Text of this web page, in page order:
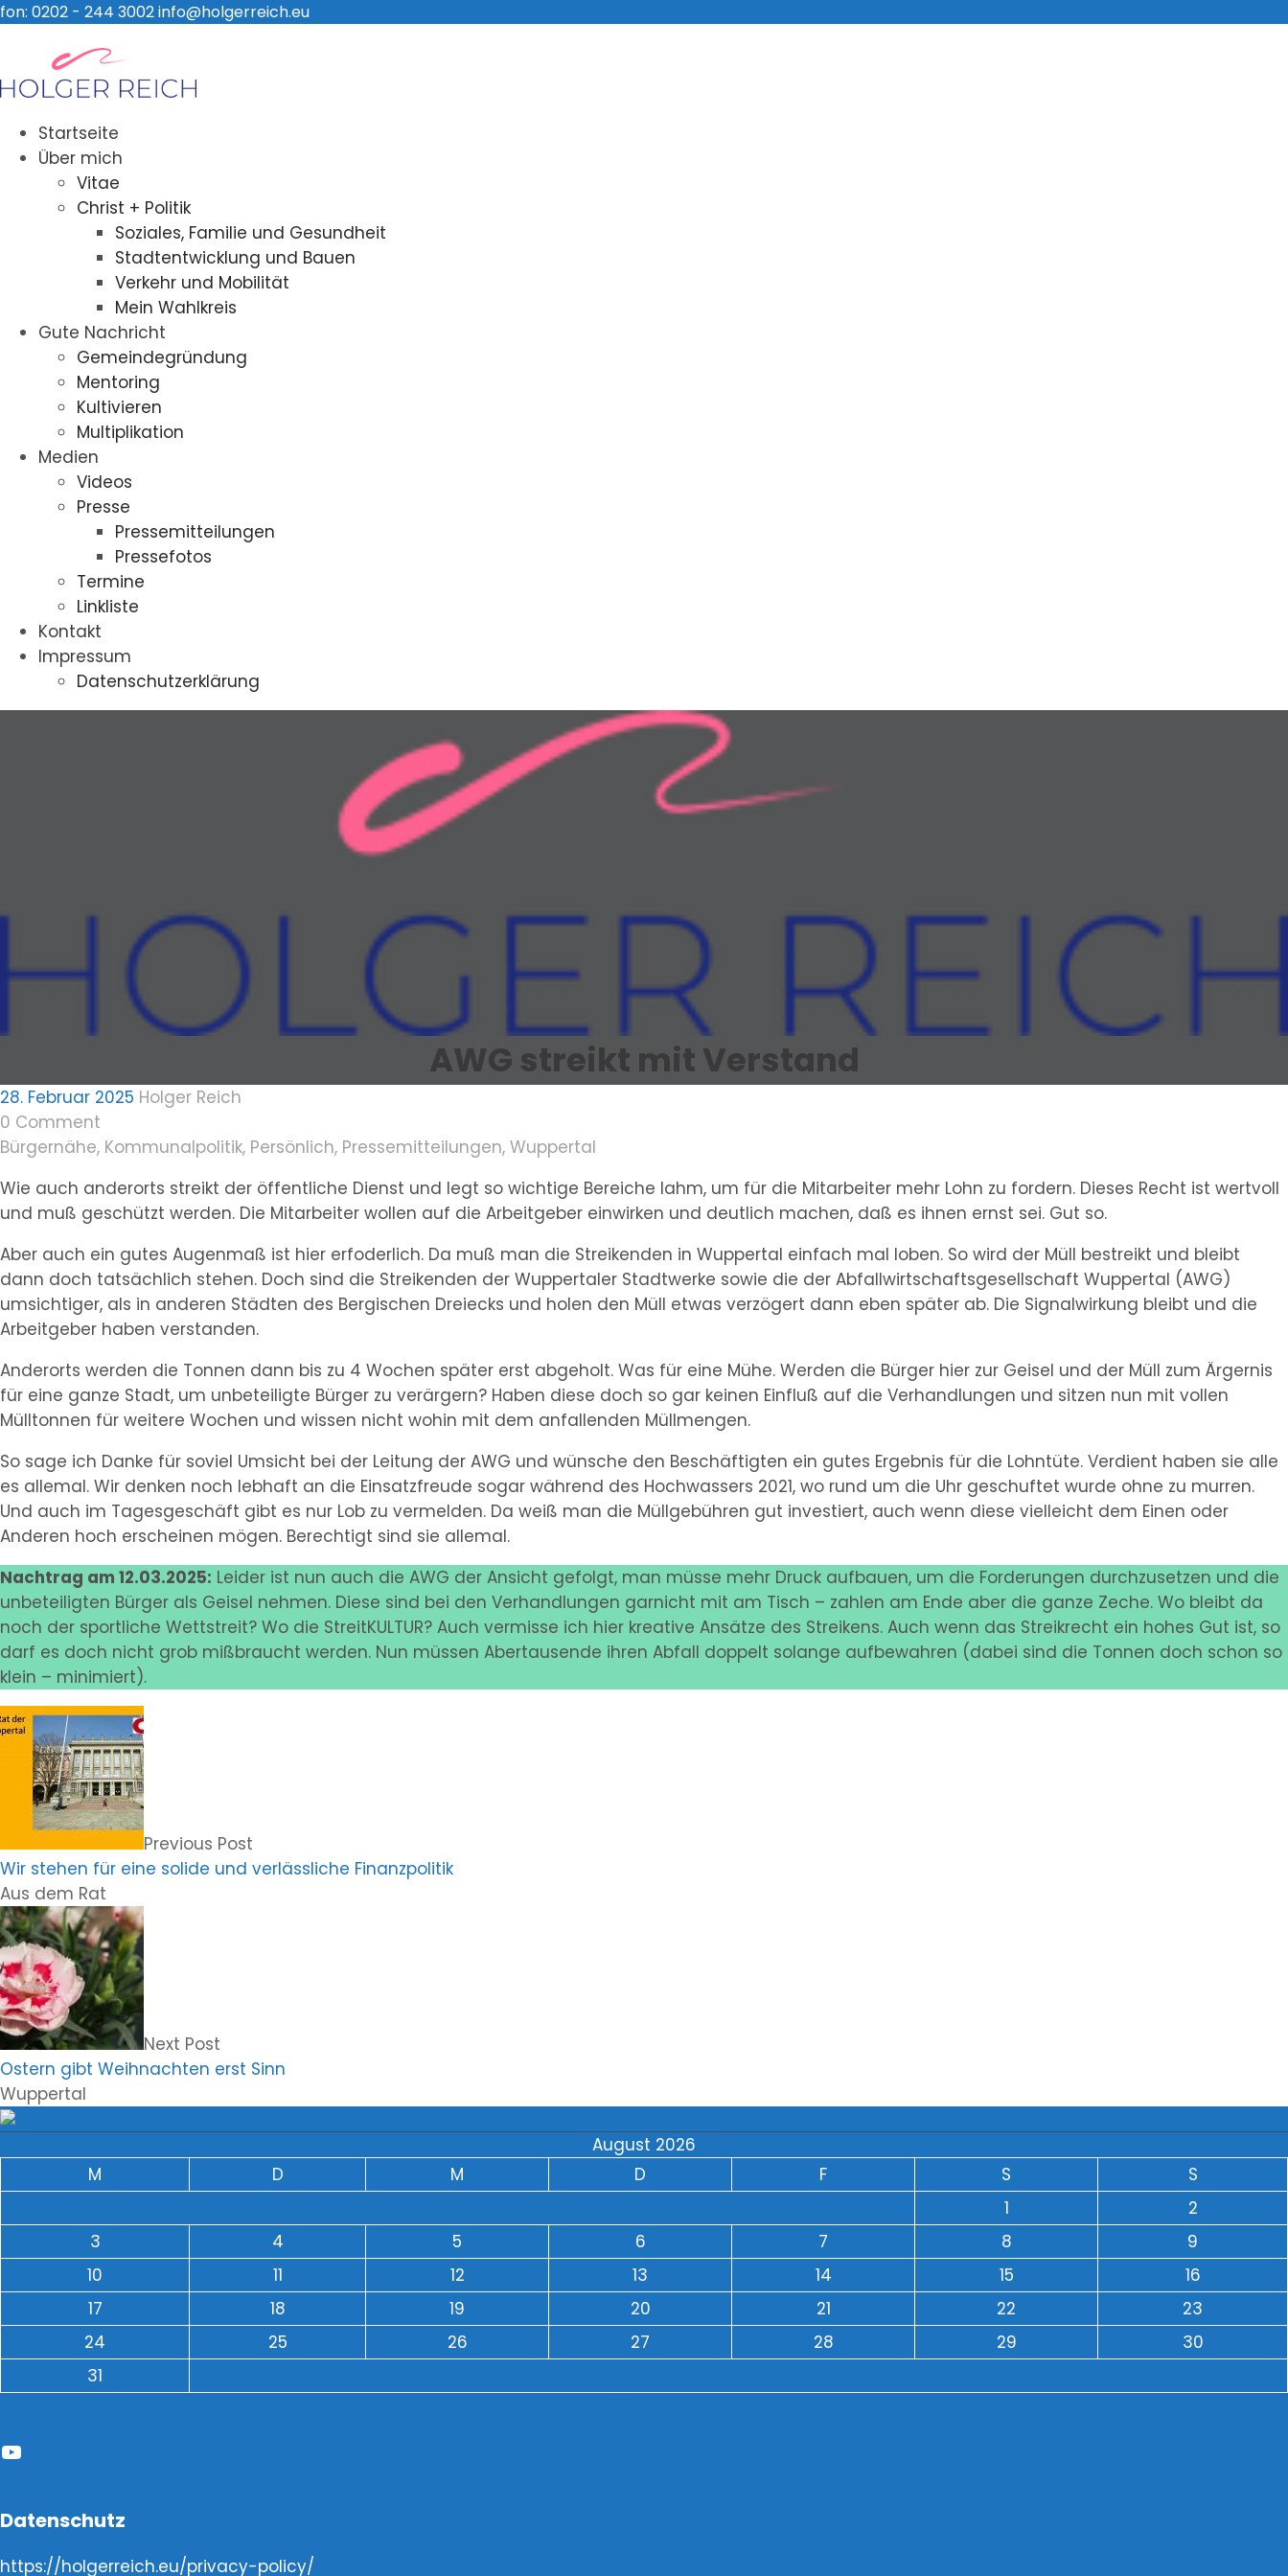
fon: 0202 - 244 3002info@holgerreich.eu
Startseite
Über mich
Vitae
Christ + Politik
Soziales, Familie und Gesundheit
Stadtentwicklung und Bauen
Verkehr und Mobilität
Mein Wahlkreis
Gute Nachricht
Gemeindegründung
Mentoring
Kultivieren
Multiplikation
Medien
Videos
Presse
Pressemitteilungen
Pressefotos
Termine
Linkliste
Kontakt
Impressum
Datenschutzerklärung
AWG streikt mit Verstand
28. Februar 2025 Holger Reich
0 Comment
Bürgernähe, Kommunalpolitik, Persönlich, Pressemitteilungen, Wuppertal
Wie auch anderorts streikt der öffentliche Dienst und legt so wichtige Bereiche lahm, um für die Mitarbeiter mehr Lohn zu fordern. Dieses Recht ist wertvoll
und muß geschützt werden. Die Mitarbeiter wollen auf die Arbeitgeber einwirken und deutlich machen, daß es ihnen ernst sei. Gut so.
Aber auch ein gutes Augenmaß ist hier erfoderlich. Da muß man die Streikenden in Wuppertal einfach mal loben. So wird der Müll bestreikt und bleibt
dann doch tatsächlich stehen. Doch sind die Streikenden der Wuppertaler Stadtwerke sowie die der Abfallwirtschaftsgesellschaft Wuppertal (AWG)
umsichtiger, als in anderen Städten des Bergischen Dreiecks und holen den Müll etwas verzögert dann eben später ab. Die Signalwirkung bleibt und die
Arbeitgeber haben verstanden.
Anderorts werden die Tonnen dann bis zu 4 Wochen später erst abgeholt. Was für eine Mühe. Werden die Bürger hier zur Geisel und der Müll zum Ärgernis
für eine ganze Stadt, um unbeteiligte Bürger zu verärgern? Haben diese doch so gar keinen Einfluß auf die Verhandlungen und sitzen nun mit vollen
Mülltonnen für weitere Wochen und wissen nicht wohin mit dem anfallenden Müllmengen.
So sage ich Danke für soviel Umsicht bei der Leitung der AWG und wünsche den Beschäftigten ein gutes Ergebnis für die Lohntüte. Verdient haben sie alle
es allemal. Wir denken noch lebhaft an die Einsatzfreude sogar während des Hochwassers 2021, wo rund um die Uhr geschuftet wurde ohne zu murren.
Und auch im Tagesgeschäft gibt es nur Lob zu vermelden. Da weiß man die Müllgebühren gut investiert, auch wenn diese vielleicht dem Einen oder
Anderen hoch erscheinen mögen. Berechtigt sind sie allemal.
Nachtrag am 12.03.2025: Leider ist nun auch die AWG der Ansicht gefolgt, man müsse mehr Druck aufbauen, um die Forderungen durchzusetzen und die
unbeteiligten Bürger als Geisel nehmen. Diese sind bei den Verhandlungen garnicht mit am Tisch – zahlen am Ende aber die ganze Zeche. Wo bleibt da
noch der sportliche Wettstreit? Wo die StreitKULTUR? Auch vermisse ich hier kreative Ansätze des Streikens. Auch wenn das Streikrecht ein hohes Gut ist, so
darf es doch nicht grob mißbraucht werden. Nun müssen Abertausende ihren Abfall doppelt solange aufbewahren (dabei sind die Tonnen doch schon so
klein – minimiert).
Previous Post
Wir stehen für eine solide und verlässliche Finanzpolitik
Aus dem Rat
Next Post
Ostern gibt Weihnachten erst Sinn
Wuppertal
August 2026
M
D M D F S
S
1
2
3
4 5 6 7 8
9
10
11 12 13 14 15
16
17
18 19 20 21 22
23
24
25 26 27 28 29
30
31
YouTube
Datenschutz
https://holgerreich.eu/privacy-policy/